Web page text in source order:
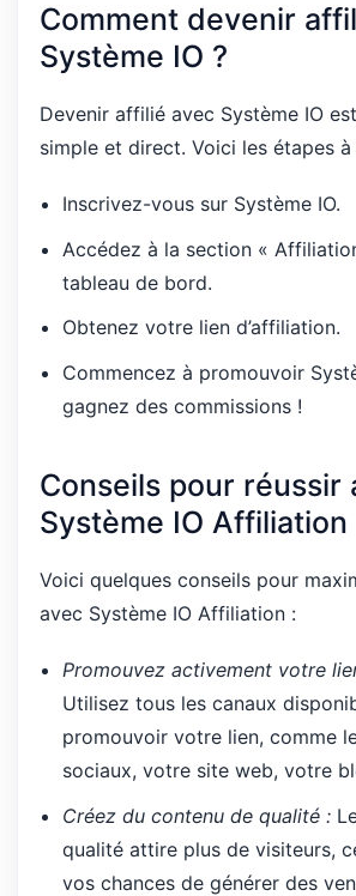
Comment devenir
Système IO ?
Devenir affilié avec Système IO
simple et direct. Voici les étapes à
Inscrivez-vous sur Système IO.
Accédez à la section «
tableau de bord.
Obtenez votre lien d’affiliation.
Commencez à promouvoir
gagnez des commissions !
Conseils pour réussir
Système IO Affiliation
Voici quelques conseils pour
avec Système IO Affiliation :
Promouvez activement votre
Utilisez tous les canaux
promouvoir votre lien, comme
sociaux, votre site web, votre
Créez du contenu de qualité :
qualité attire plus de visiteurs,
vos chances de générer des